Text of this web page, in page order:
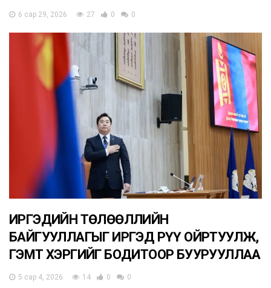
6 сар 29, 2026 27 0 0
ИРГЭДИЙН ТӨЛӨӨЛЛИЙН
БАЙГУУЛЛАГЫГ ИРГЭД РҮҮ ОЙРТУУЛЖ,
ГЭМТ ХЭРГИЙГ БОДИТООР БУУРУУЛЛАА
5 сар 4, 2026 14 0 0